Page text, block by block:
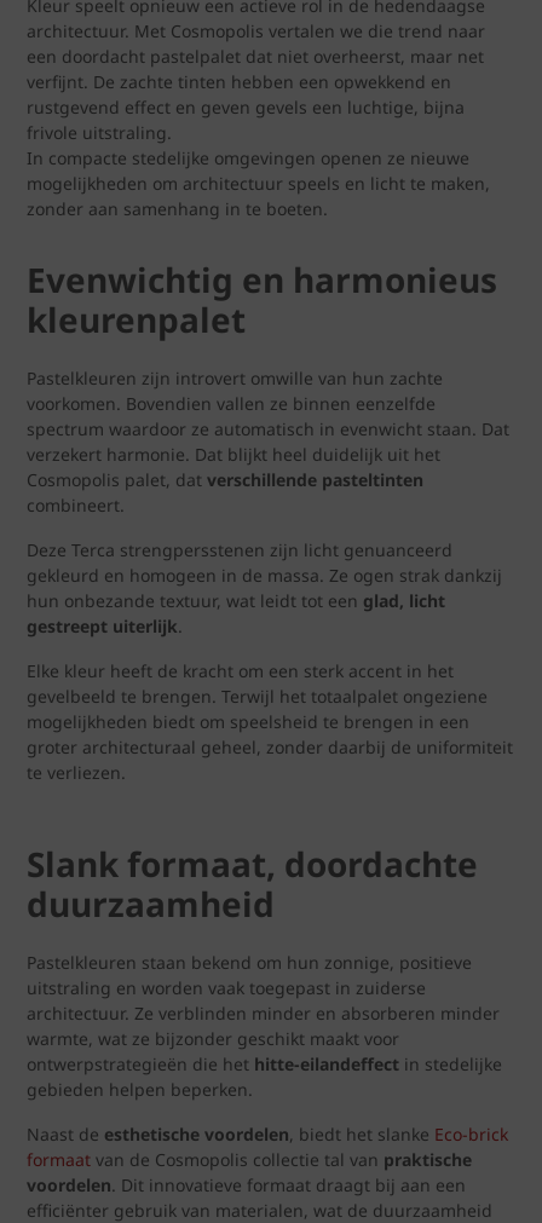
Kleur speelt opnieuw een actieve rol in de hedendaagse
architectuur. Met Cosmopolis vertalen we die trend naar
een doordacht pastelpalet dat niet overheerst, maar net
verfijnt. De zachte tinten hebben een opwekkend en
rustgevend effect en geven gevels een luchtige, bijna
frivole uitstraling.
In compacte stedelijke omgevingen openen ze nieuwe
mogelijkheden om architectuur speels en licht te maken,
zonder aan samenhang in te boeten.
Evenwichtig en harmonieus
kleurenpalet
Pastelkleuren zijn introvert omwille van hun zachte
voorkomen. Bovendien vallen ze binnen eenzelfde
spectrum waardoor ze automatisch in evenwicht staan. Dat
verzekert harmonie. Dat blijkt heel duidelijk uit het
Cosmopolis palet, dat verschillende pasteltinten
combineert.
Deze Terca strengpersstenen zijn licht genuanceerd
gekleurd en homogeen in de massa. Ze ogen strak dankzij
hun onbezande textuur, wat leidt tot een glad, licht
gestreept uiterlijk.
Elke kleur heeft de kracht om een sterk accent in het
gevelbeeld te brengen. Terwijl het totaalpalet ongeziene
mogelijkheden biedt om speelsheid te brengen in een
groter architecturaal geheel, zonder daarbij de uniformiteit
te verliezen.
Slank formaat, doordachte
duurzaamheid
Pastelkleuren staan bekend om hun zonnige, positieve
uitstraling en worden vaak toegepast in zuiderse
architectuur. Ze verblinden minder en absorberen minder
warmte, wat ze bijzonder geschikt maakt voor
ontwerpstrategieën die het hitte-eilandeffect in stedelijke
gebieden helpen beperken.
Naast de esthetische voordelen, biedt het slanke Eco-brick
formaat van de Cosmopolis collectie tal van praktische
voordelen. Dit innovatieve formaat draagt bij aan een
efficiënter gebruik van materialen, wat de duurzaamheid